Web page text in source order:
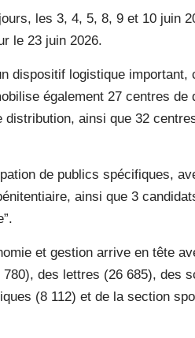
les 3, 4, 5, 8, 9 et 10 juin
le 23 juin 2026.
dispositif logistique important,
également 27 centres de
ainsi que 32
de publics spécifiques,
ainsi que 3
et gestion arrive en tête
des lettres (26 685), des
(8 112) et de la section